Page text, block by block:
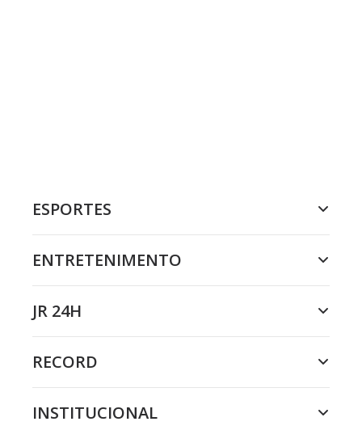
ESPORTES
ENTRETENIMENTO
JR 24H
RECORD
INSTITUCIONAL